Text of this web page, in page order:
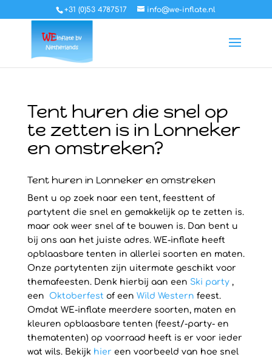
+31 (0)53 4787517 info@we-inflate.nl
Tent huren die snel op
te zetten is in Lonneker
en omstreken?
Tent huren in Lonneker en omstreken
Bent u op zoek naar een tent, feesttent of
partytent die snel en gemakkelijk op te zetten is.
maar ook weer snel af te bouwen is. Dan bent u
bij ons aan het juiste adres. WE-inflate heeft
opblaasbare tenten in allerlei soorten en maten.
Onze partytenten zijn uitermate geschikt voor
themafeesten. Denk hierbij aan een Ski party,
een Oktoberfest of een Wild Western feest.
Omdat WE-inflate meerdere soorten, maten en
kleuren opblaasbare tenten (feest/-party- en
thematenten) op voorraad heeft is er voor ieder
wat wils. Bekijk hier een voorbeeld van hoe snel